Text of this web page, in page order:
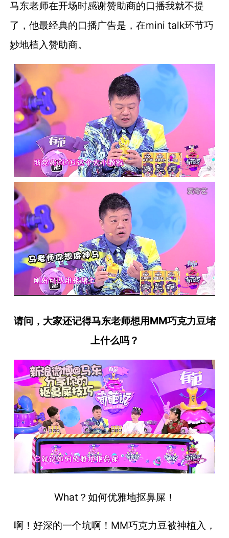
马东老师在开场时感谢赞助商的口播我就不提
了，他最经典的口播广告是，在mini talk环节巧
妙地植入赞助商。
请问，大家还记得马东老师想用MM巧克力豆堵
上什么吗？
What？如何优雅地抠鼻屎！
啊！好深的一个坑啊！MM巧克力豆被神植入，